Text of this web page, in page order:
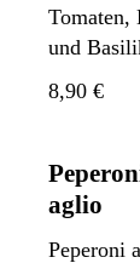
Tomaten,
und
8,90 €
aglio
Peperoni